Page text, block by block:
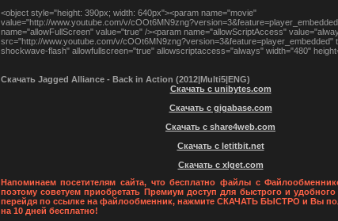
<object style="height: 390px; width: 640px"><param name="movie"
value="http://www.youtube.com/v/
name="allowFullScreen" value="true" /><param name="allowScriptAccess"
src="http://www.youtube.com/v/cOOt6MN9zng?version=3&feature=player_embedded"
shockwave-flash" allowfullscreen="true" allowscriptaccess="always" width="480"
Скачать Jagged Alliance - Back in Action (2012|Multi5|ENG)
Скачать с unibytes.com
Скачать с gigabase.com
Скачать с share4web.com
Скачать с letitbit.net
Скачать с xlget.com
Напоминаем посетителям сайта, что бесплатно файлы с
поэтому советуем приобретать Премиум доступ для быстрого и
перейдя по ссылке на файлообменник, нажмите СКАЧАТЬ БЫСТРО и Вы
на 10 дней бесплатно!